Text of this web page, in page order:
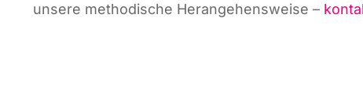
unse­re metho­di­sche Her­an­ge­hens­wei­se –